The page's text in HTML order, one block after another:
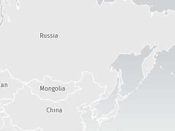
China
Mongolia
Russia